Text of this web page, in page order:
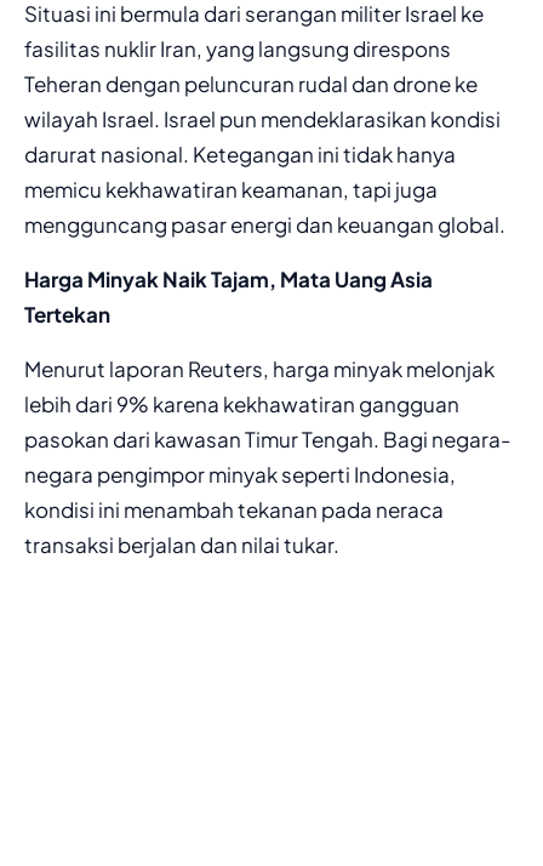
Situasi ini bermula dari serangan militer Israel ke
fasilitas nuklir Iran, yang langsung direspons
Teheran dengan peluncuran rudal dan drone ke
wilayah Israel. Israel pun mendeklarasikan kondisi
darurat nasional. Ketegangan ini tidak hanya
memicu kekhawatiran keamanan, tapi juga
mengguncang pasar energi dan keuangan global.
Harga Minyak Naik Tajam, Mata Uang Asia
Tertekan
Menurut laporan Reuters, harga minyak melonjak
lebih dari 9% karena kekhawatiran gangguan
pasokan dari kawasan Timur Tengah. Bagi negara-
negara pengimpor minyak seperti Indonesia,
kondisi ini menambah tekanan pada neraca
transaksi berjalan dan nilai tukar.